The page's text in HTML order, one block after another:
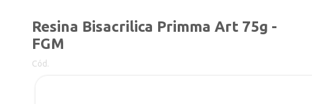
Resina Bisacrilica Primma Art 75g -
FGM
Cód.